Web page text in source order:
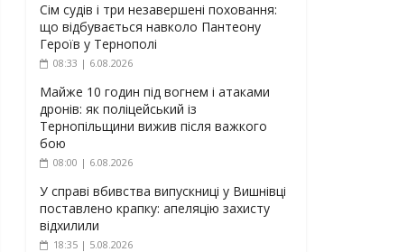
Сім судів і три незавершені поховання:
що відбувається навколо Пантеону
Героїв у Тернополі
08:33 | 6.08.2026
Майже 10 годин під вогнем і атаками
дронів: як поліцейський із
Тернопільщини вижив після важкого
бою
08:00 | 6.08.2026
У справі вбивства випускниці у Вишнівці
поставлено крапку: апеляцію захисту
відхилили
18:35 | 5.08.2026